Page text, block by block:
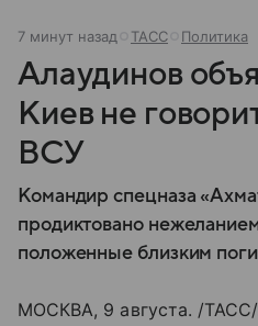
7 минут назад ТАСС Политика
Алаудинов
Киев не
ВСУ
Командир спецназа
продиктовано
положенные близким
МОСКВА, 9 августа. /